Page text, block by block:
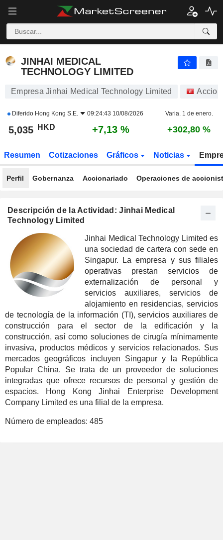
JINHAI MEDICAL
TECHNOLOGY LIMITED
Empresa Jinhai Medical Technology Limited
Diferido Hong Kong S.E. 09:24:43 10/08/2026 Varia. 1 de enero.
5,035 HKD +7,13 % +302,80 %
Resumen Cotizaciones Gráficos Noticias
Perfil Gobernanza Accionariado Operaciones de
Descripción de la Actividad: Jinhai Medical
Technology Limited
Jinhai Medical Technology Limited es
una sociedad de cartera con sede en
Singapur. La empresa y sus filiales
operativas prestan servicios de
externalización de personal y
servicios auxiliares, servicios de
alojamiento en residencias, servicios
de tecnología de la información (TI), servicios auxiliares de
construcción para el sector de la edificación y la
construcción, así como soluciones de cirugía mínimamente
invasiva, productos médicos y servicios relacionados. Sus
mercados geográficos incluyen Singapur y la República
Popular China. Se trata de un proveedor de soluciones
integradas que ofrece recursos de personal y gestión de
espacios. Hong Kong Jinhai Enterprise Development
Company Limited es una filial de la empresa.
Número de empleados: 485